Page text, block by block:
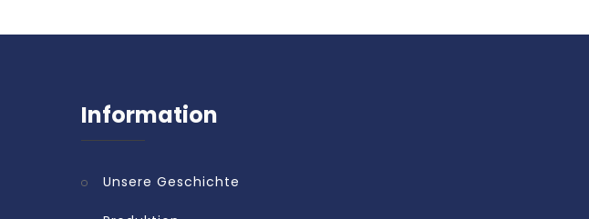
Information
Unsere Geschichte